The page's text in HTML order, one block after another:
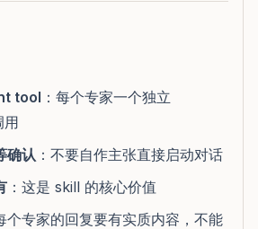
tool ：每个专家一个独立
用
确认 ：不要自作主张直接启动对话
：这是 skill 的核心价值
个专家的回复要有实质内容，不能